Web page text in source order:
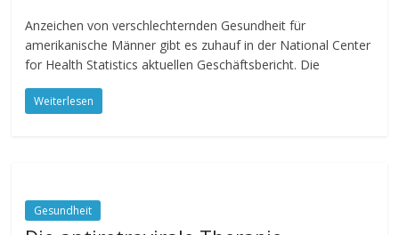
Anzeichen von verschlechternden Gesundheit für
amerikanische Männer gibt es zuhauf in der National Center
for Health Statistics aktuellen Geschäftsbericht. Die
Weiterlesen
Gesundheit